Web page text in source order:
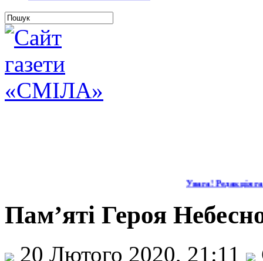
Увага! Редакція
Пам’яті Героя
20 Лютого 2020, 21:11